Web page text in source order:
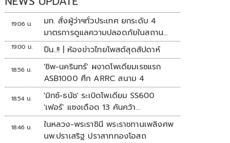
19:06 น.
มท. สั่งผู้ว่าฯทั่วประเทศ ยกระดับ 4
มาตรการดูแลความปลอดภัยในสถาน
ศึกษา
19:00 น. ปืน..!! | ห้องข่าวไทยโพสต์สุดสัปดาห์
18:56 น.
'ชิพ-นครินทร์' ผงาดโพเดียมเรซแรก
ASB1000 ศึก ARRC สนาม 4
18:54 น.
'มิกซ์-ธนัช' ระเบิดโพเดียม SS600
'เฟอร์' แซงเดือด 13 คันคว้า
แต้ม ศึก ARRC สนาม 4
18:46 น.
ในหลวง-พระราชินี พระราชทานเพลิงศพ
นพ.ปราเสริฐ ปราสาททองโอสถ